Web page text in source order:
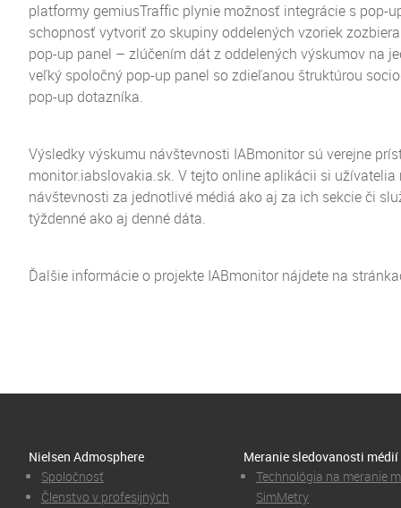
platformy gemiusTraffic plynie možnosť integrácie s pop-
schopnosť vytvoriť zo skupiny oddelených vzoriek
pop-up panel – zlúčením dát z oddelených výskumov na
veľký spoločný pop-up panel so zdieľanou štruktúrou
pop-up dotazníka.
Výsledky výskumu návštevnosti IABmonitor sú verejne
monitor.iabslovakia.sk. V tejto online aplikácii si
návštevnosti za jednotlivé médiá ako aj za ich sekcie či
týždenné ako aj denné dáta.
Ďalšie informácie o projekte IABmonitor nájdete na
Nielsen Admosphere
Spoločnosť
Členstvo v profesijných
Meranie sledovanosti médií
Technológia na meranie
SimMetry